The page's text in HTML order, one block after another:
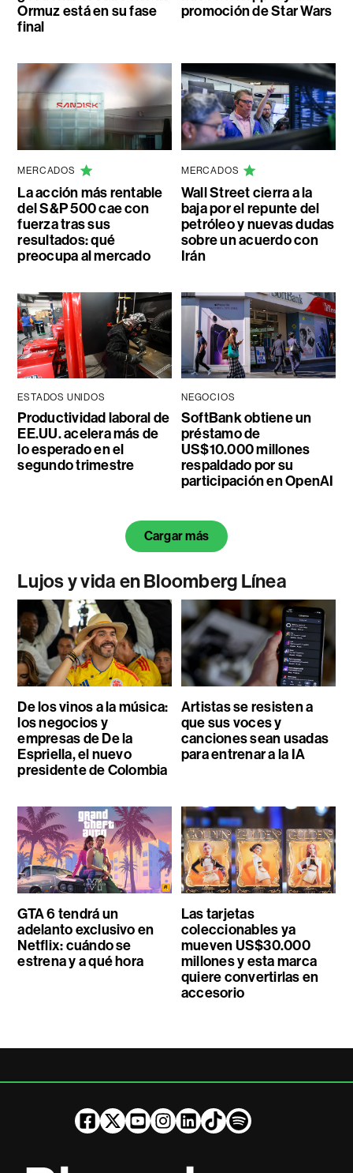
Ormuz está en su fase
final
promoción de Star Wars
MERCADOS
La acción más rentable
del S&P 500 cae con
fuerza tras sus
resultados: qué
preocupa al mercado
MERCADOS
Wall Street cierra a la
baja por el repunte del
petróleo y nuevas dudas
sobre un acuerdo con
Irán
ESTADOS UNIDOS
Productividad laboral de
EE.UU. acelera más de
lo esperado en el
segundo trimestre
NEGOCIOS
SoftBank obtiene un
préstamo de
US$10.000 millones
respaldado por su
participación en OpenAI
Cargar más
Lujos y vida en Bloomberg Línea
De los vinos a la música:
los negocios y
empresas de De la
Espriella, el nuevo
presidente de Colombia
Artistas se resisten a
que sus voces y
canciones sean usadas
para entrenar a la IA
GTA 6 tendrá un
adelanto exclusivo en
Netflix: cuándo se
estrena y a qué hora
Las tarjetas
coleccionables ya
mueven US$30.000
millones y esta marca
quiere convertirlas en
accesorio